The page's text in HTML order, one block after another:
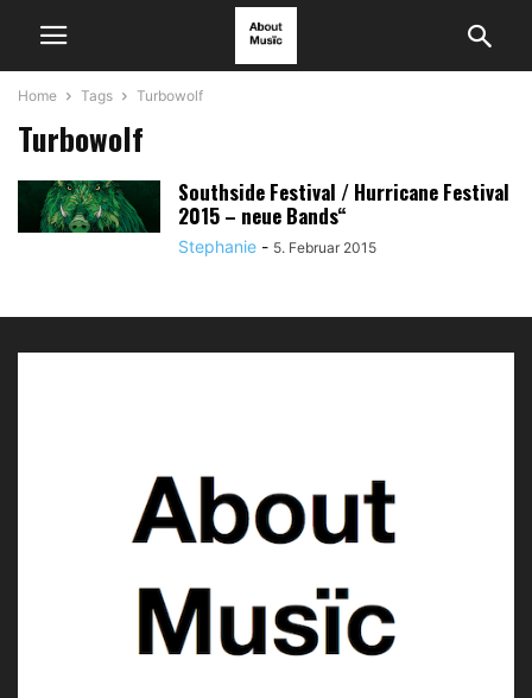
Home Tags Turbowolf
Turbowolf
Southside Festival / Hurricane Festival
2015 – neue Bands“
Stephanie - 5. Februar 2015